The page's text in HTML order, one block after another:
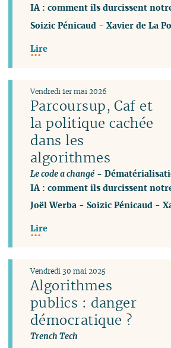
IA : comment ils durcissent
Soizic Pénicaud -Xavier de La
Lire
Parcoursup, Caf et
la politique cachée
dans les
algorithmes
Le code a changé -
IA : comment ils durcissent
Vendredi 1er mai 2026
Joël Werba -Soizic Pénicaud -
Lire
Algorithmes
publics : danger
démocratique ?
Trench Tech
Vendredi 30 mai 2025